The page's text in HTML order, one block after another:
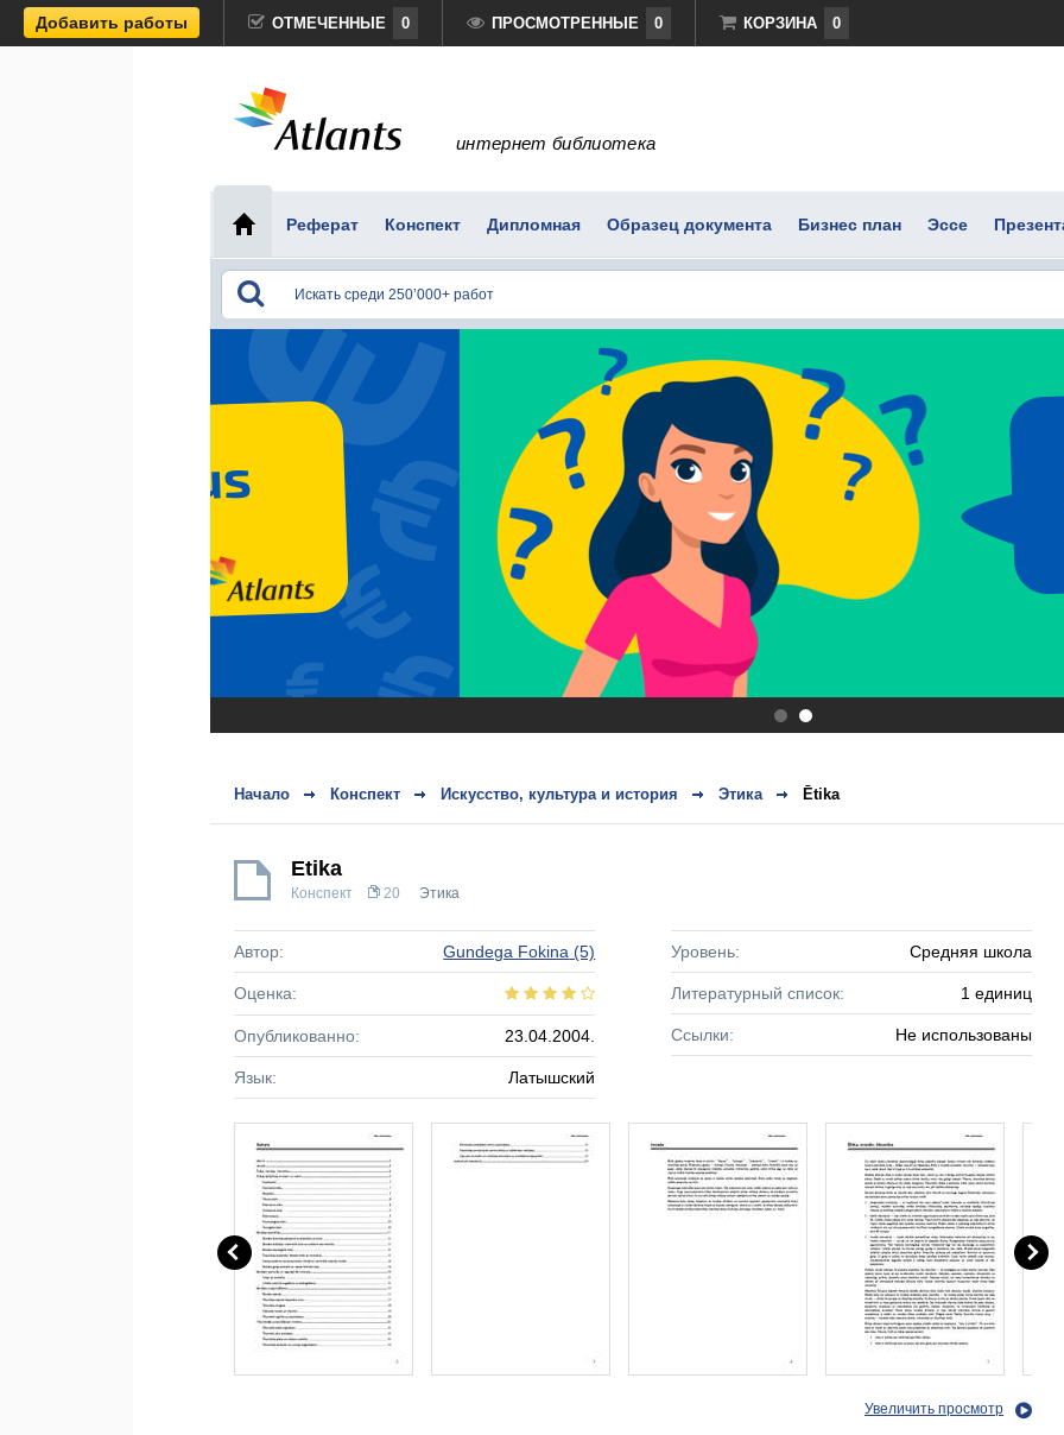
Добавить работы ОТМЕЧЕННЫЕ 0 ПРОСМОТРЕННЫЕ 0 КОРЗИНА 0
интернет библиотека
Реферат Конспект Дипломная Образец документа Бизнес план Эссе
.
Начало Конспект Искусство, культура и история Этика Ētika
Ētika
Конспект 20 Этика
Автор: Gundega Fokina (5)
Оценка:
Опубликованно: 23.04.2004.
Язык: Латышский
Уровень: Средняя школа
Литературный список: 1 единиц
Ссылки: Не использованы
Увеличить просмотр